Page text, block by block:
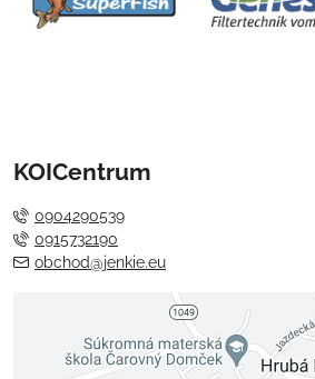
KOICentrum
0904290539
0915732190
obchod@jenkie.eu
Externý obsah je